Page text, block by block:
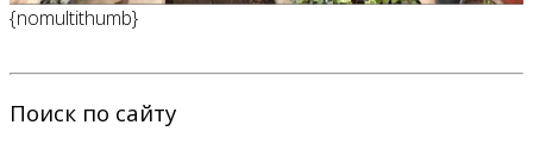
{nomultithumb}
Поиск по сайту